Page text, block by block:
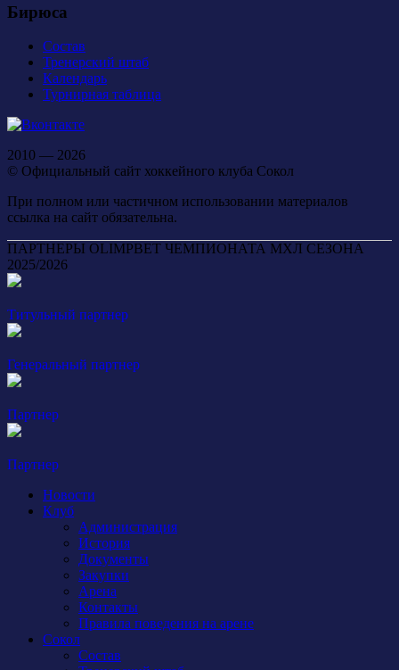
Бирюса
Состав
Тренерский штаб
Календарь
Турнирная таблица
2010 — 2026
© Официальный сайт хоккейного клуба Сокол
При полном или частичном использовании материалов
ссылка на сайт обязательна.
ПАРТНЕРЫ OLIMPBET ЧЕМПИОНАТА МХЛ СЕЗОНА
2025/2026
Титульный партнер
Генеральный партнер
Партнер
Партнер
Новости
Клуб
Администрация
История
Документы
Закупки
Арена
Контакты
Правила поведения на арене
Сокол
Состав